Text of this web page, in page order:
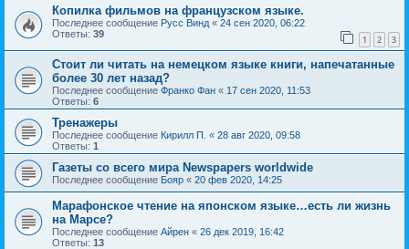
Копилка фильмов на французском языке.
Последнее сообщение Русс Винд « 24 сен 2020, 06:22
Ответы: 39 1 2 3
Стоит ли читать на немецком языке книги, напечатанные
более 30 лет назад?
Последнее сообщение Франко Фан « 17 сен 2020, 11:53
Ответы: 6
Тренажеры
Последнее сообщение Кирилл П. « 28 авг 2020, 09:58
Ответы: 1
Газеты со всего мира Newspapers worldwide
Последнее сообщение Бояр « 20 фев 2020, 14:25
Марафонское чтение на японском языке…есть ли жизнь
на Марсе?
Последнее сообщение Айрен « 26 дек 2019, 16:42
Ответы: 13